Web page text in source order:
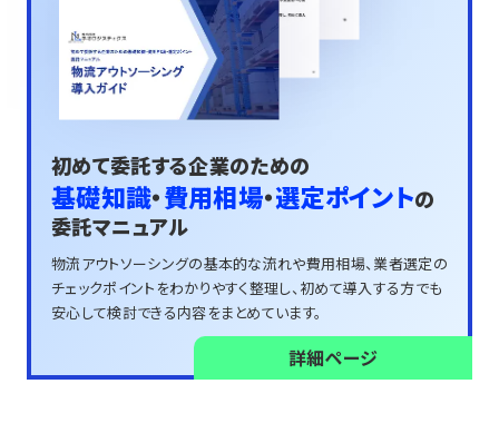
初めて委託する企業のための
基礎知識・費用相場・選定ポイントの
委託マニュアル
物流アウトソーシングの基本的な流れや費用相場、業者選定の
チェックポイントをわかりやすく整理し、初めて導入する方でも
安心して検討できる内容をまとめています。
詳細ページ